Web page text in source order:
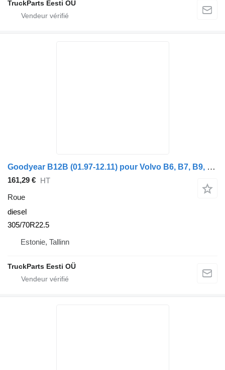
TruckParts Eesti OÜ
Goodyear B12B (01.97-12.11) pour Volvo B6, B7, B9, B10, B12 bus (1978-2011)
161,29 € HT
Roue
diesel
305/70R22.5
Estonie, Tallinn
TruckParts Eesti OÜ